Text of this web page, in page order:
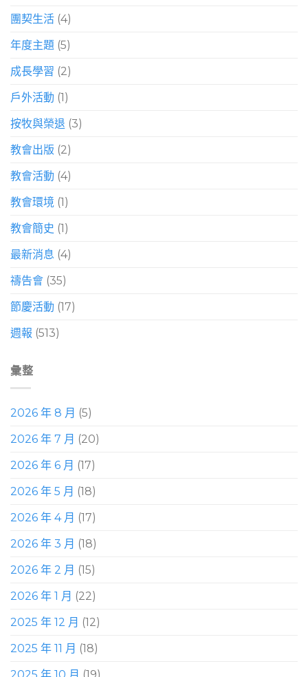
團契生活 (4)
年度主題 (5)
成長學習 (2)
戶外活動 (1)
按牧與榮退 (3)
教會出版 (2)
教會活動 (4)
教會環境 (1)
教會簡史 (1)
最新消息 (4)
禱告會 (35)
節慶活動 (17)
週報 (513)
彙整
2026 年 8 月 (5)
2026 年 7 月 (20)
2026 年 6 月 (17)
2026 年 5 月 (18)
2026 年 4 月 (17)
2026 年 3 月 (18)
2026 年 2 月 (15)
2026 年 1 月 (22)
2025 年 12 月 (12)
2025 年 11 月 (18)
2025 年 10 月 (19)